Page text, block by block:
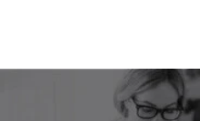
Vendre avec